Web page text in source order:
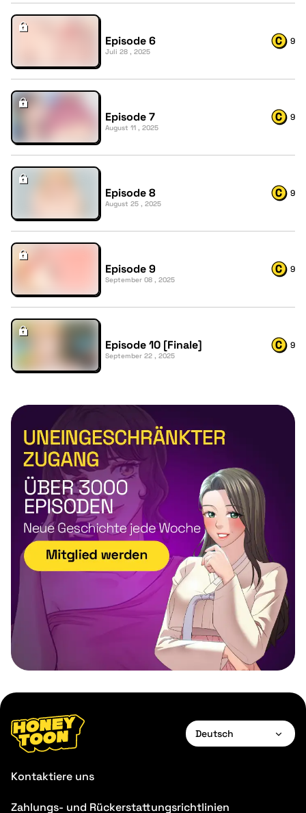
Episode 6
Juli 28 , 2025
9
Episode 7
August 11 , 2025
9
Episode 8
August 25 , 2025
9
Episode 9
September 08 , 2025
9
Episode 10 [Finale]
September 22 , 2025
9
Deutsch
Kontaktiere uns
Zahlungs- und Rückerstattungsrichtlinien